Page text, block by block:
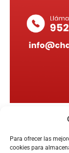
Para ofrecer las
cookies para